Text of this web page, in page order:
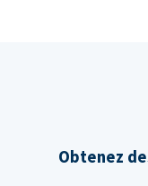
Obtenez